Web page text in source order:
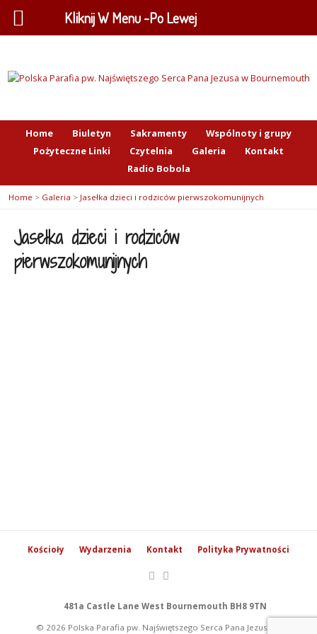
Home Biuletyn Sakramenty
Wspólnoty i grupy
Pożyteczne Linki
Czytelnia Galeria
Kontakt
Radio Bobola
Home > Galeria > Jasełka dzieci i rodziców pierwszokomunijnych
Jasełka dzieci i rodziców
pierwszokomunijnych
Kościoły Wydarzenia Kontakt Polityka Prywatności
481a Castle Lane West Bournemouth BH8 9TN
© 2026 Polska Parafia pw. Najświętszego Serca Pana Jezusa w
Kliknij W Menu -Po Lewej